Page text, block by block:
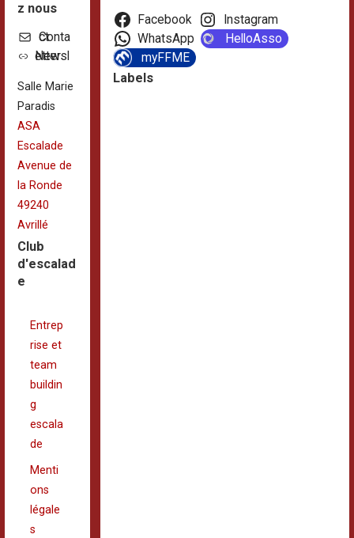
z nous
Contact
Newsletter
Salle Marie
Paradis
ASA
Escalade
Avenue de
la Ronde
49240
Avrillé
Club
d'escalad
e
Entrep
rise et
team
buildin
g
escala
de
Menti
ons
légale
s
Facebook
Instagram
WhatsApp
HelloAsso
myFFME
Labels